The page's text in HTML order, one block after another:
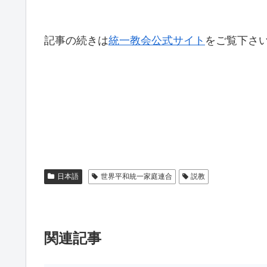
記事の続きは統一教会公式サイト をご覧下さ
日本語 世界平和統一家庭連合 説教
関連記事